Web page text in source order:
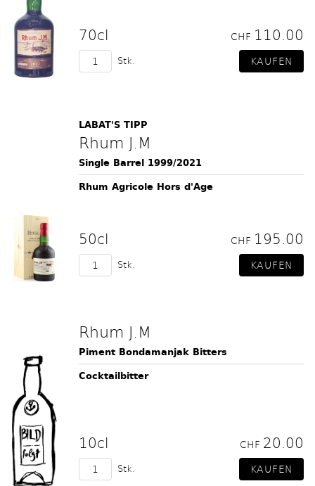
70cl CHF 110.00
Stk.
LABAT'S TIPP
Rhum J.M
Single Barrel 1999/2021
Rhum Agricole Hors d'Age
50cl CHF 195.00
Stk.
Rhum J.M
Piment Bondamanjak Bitters
Cocktailbitter
10cl CHF 20.00
Stk.